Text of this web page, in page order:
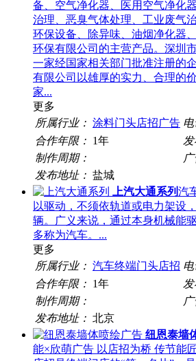
备、空气净化器、医用空气净化
治理、恶臭气体处理、工业废气
环保设备、除异味、油烟净化器
环保有限公司的主营产品。深圳
一家经国家相关部门批准注册的
有限公司以雄厚的实力、合理的
家...
更多
所属行业： 涂料门头店招广告
合作年限： 1年 发
制作周期：
广
发布地址： 盐城
上汽大通系列汽
以驱动，不须依轨道或电力架设
辆。广义来说，通过本身机械能
多称为汽车。...
更多
所属行业： 汽车终端门头店招
合作年限： 1年 发
制作周期：
广
发布地址： 北京
纽恩泰墙
能×欣萌广告 以店招为桥 传节能